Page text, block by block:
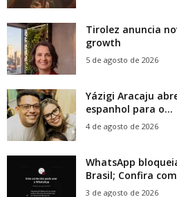
Tirolez anuncia
growth
5 de agosto de 2026
Yázigi Aracaju
espanhol para o...
4 de agosto de 2026
WhatsApp
Brasil; Confira
3 de agosto de 2026